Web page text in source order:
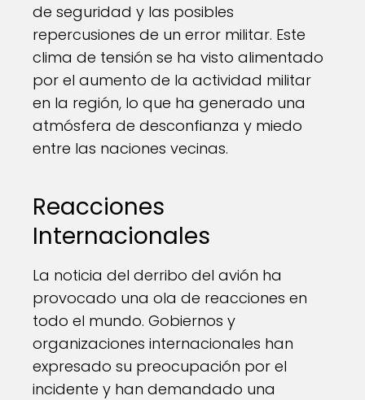
de seguridad y las posibles
repercusiones de un error militar. Este
clima de tensión se ha visto alimentado
por el aumento de la actividad militar
en la región, lo que ha generado una
atmósfera de desconfianza y miedo
entre las naciones vecinas.
Reacciones
Internacionales
La noticia del derribo del avión ha
provocado una ola de reacciones en
todo el mundo. Gobiernos y
organizaciones internacionales han
expresado su preocupación por el
incidente y han demandado una